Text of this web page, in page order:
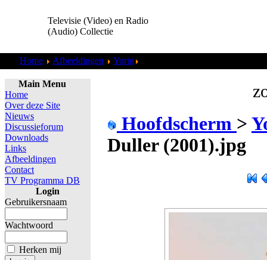
Televisie (Video) en Radio
(Audio) Collectie
Home Afbeeldingen Yorin
Main Menu
Home
Over deze Site
Nieuws
Discussieforum
Downloads
Links
Afbeeldingen
Contact
TV Programma DB
Login
Gebruikersnaam
Wachtwoord
Herken mij
Hoofdscherm >
Duller (2001).jpg